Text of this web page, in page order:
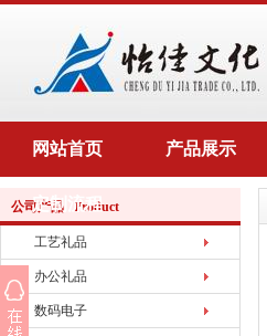
网站首页 产品展示
定制流程
公司产品 Product
工艺礼品
办公礼品
数码电子